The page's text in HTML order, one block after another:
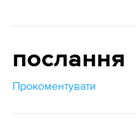
послання
Прокоментувати